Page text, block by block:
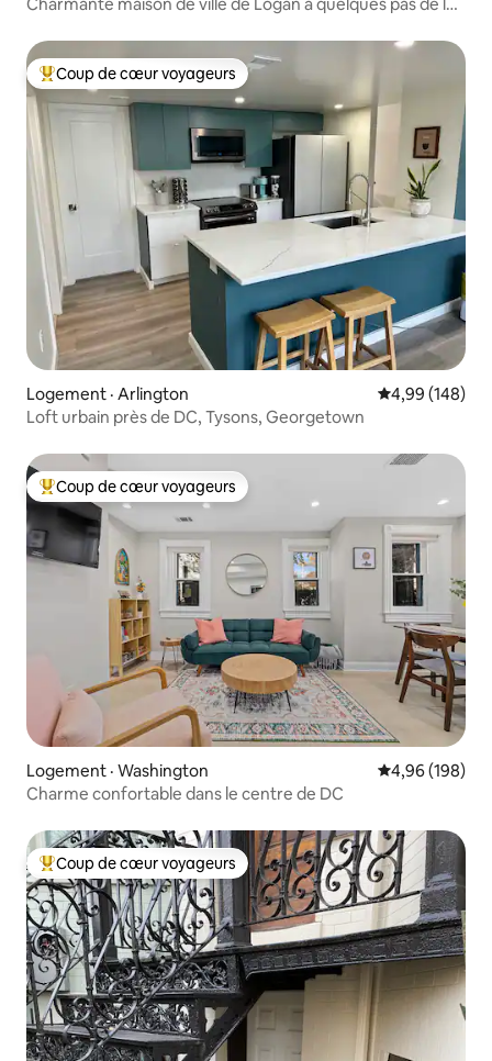
Coup de cœur voyageurs parmi les plus aimés
Coup de cœur voyageurs
Logement · Arlington Note
4,99 (148)
Loft urbain près de DC, Tysons, Georgetown
Coup de cœur voyageurs parmi les plus aimés
Coup de cœur voyageurs
Logement · Washington Note
4,96 (198)
Charme confortable dans le centre de DC
Coup de cœur voyageurs parmi les plus aimés
Coup de cœur voyageurs